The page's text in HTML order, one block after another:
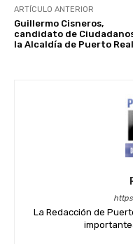
ARTÍCULO ANTERIOR
Guillermo Cisneros,
candidato de
la Alcaldía de Puerto Real
La Redacción de